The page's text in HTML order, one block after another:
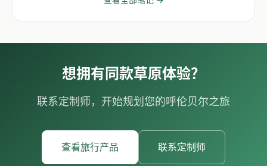
想拥有同款草原体验？
联系定制师，开始规划您的呼伦贝尔之旅
查看旅行产品 联系定制师